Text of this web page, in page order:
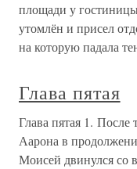
площади у
утомлён и присел
на которую падала
Глава пятая
Глава пятая 1. После
Аарона в
Моисей двинулся со